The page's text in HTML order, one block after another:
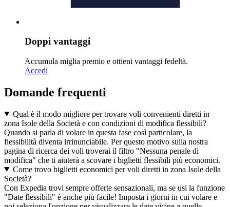
Doppi vantaggi
Accumula miglia premio e ottieni vantaggi fedeltà.
Accedi
Domande frequenti
Qual è il modo migliore per trovare voli convenienti diretti in
zona Isole della Società e con condizioni di modifica flessibili?
Quando si parla di volare in questa fase così particolare, la
flessibilità diventa irrinunciabile. Per questo motivo sulla nostra
pagina di ricerca dei voli troverai il filtro "Nessuna penale di
modifica" che ti aiuterà a scovare i biglietti flessibili più economici.
Come trovo biglietti economici per voli diretti in zona Isole della
Società?
Con Expedia trovi sempre offerte sensazionali, ma se usi la funzione
"Date flessibili" è anche più facile! Imposta i giorni in cui volare e